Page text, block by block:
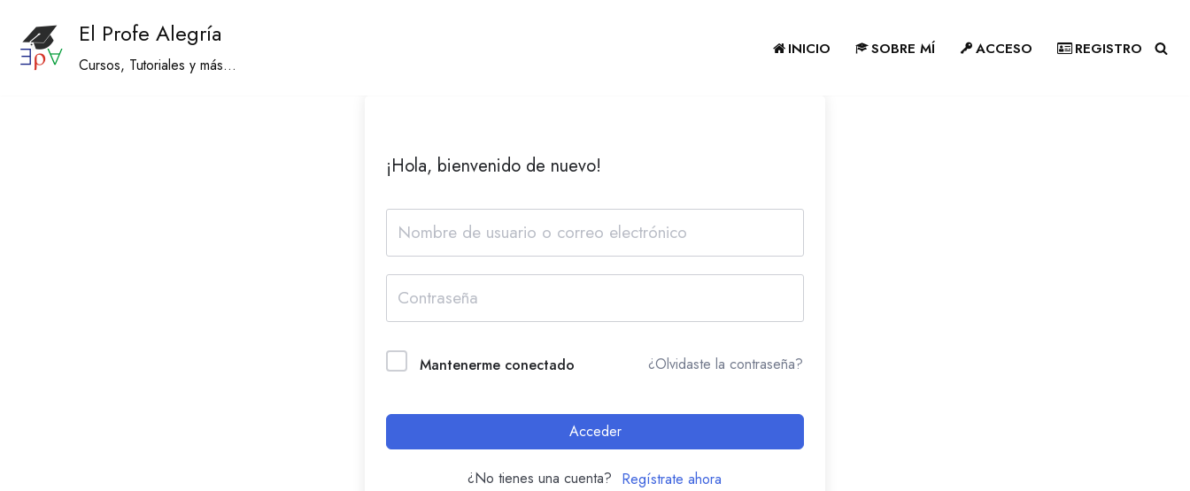
Saltar
El Profe Alegría
Cursos, Tutoriales y más...
INICIO SOBRE MÍ ACCESO REGISTRO
¡Hola, bienvenido de nuevo!
Mantenerme conectado ¿Olvidaste la contraseña?
Acceder
¿No tienes una cuenta? Regístrate ahora